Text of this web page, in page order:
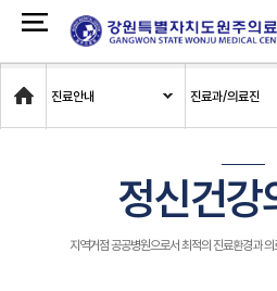
Home
진료안내 진료과/의료진
정신건강
지역거점 공공병원으로서 최적의 진료환경과